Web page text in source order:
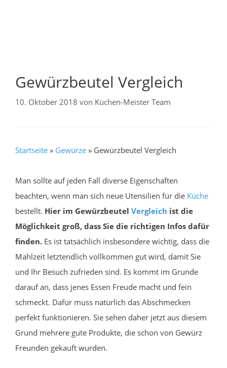
Gewürzbeutel Vergleich
10. Oktober 2018 von Küchen-Meister Team
Startseite » Gewürze » Gewürzbeutel Vergleich
Man sollte auf jeden Fall diverse Eigenschaften
beachten, wenn man sich neue Utensilien für die Küche
bestellt. Hier im Gewürzbeutel Vergleich ist die
Möglichkeit groß, dass Sie die richtigen Infos dafür
finden. Es ist tatsächlich insbesondere wichtig, dass die
Mahlzeit letztendlich vollkommen gut wird, damit Sie
und Ihr Besuch zufrieden sind. Es kommt im Grunde
darauf an, dass jenes Essen Freude macht und fein
schmeckt. Dafür muss natürlich das Abschmecken
perfekt funktionieren. Sie sehen daher jetzt aus diesem
Grund mehrere gute Produkte, die schon von Gewürz
Freunden gekauft wurden.